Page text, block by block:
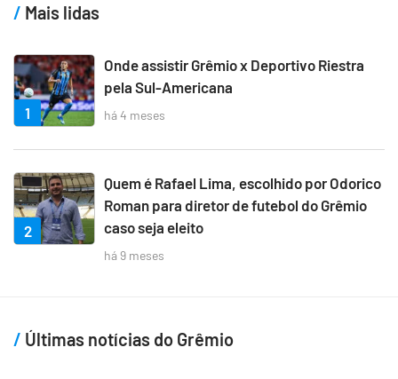
Mais lidas
1
Onde assistir Grêmio x Deportivo Riestra
pela Sul-Americana
há 4 meses
2
Quem é Rafael Lima, escolhido por Odorico
Roman para diretor de futebol do Grêmio
caso seja eleito
há 9 meses
Últimas notícias do Grêmio